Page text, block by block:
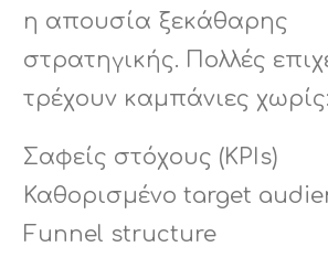
η απουσία ξεκάθαρης
στρατηγικής. Πολλές
τρέχουν καμπάνιες χωρίς:
Σαφείς στόχους (KPIs)
Καθορισμένο target
Funnel structure